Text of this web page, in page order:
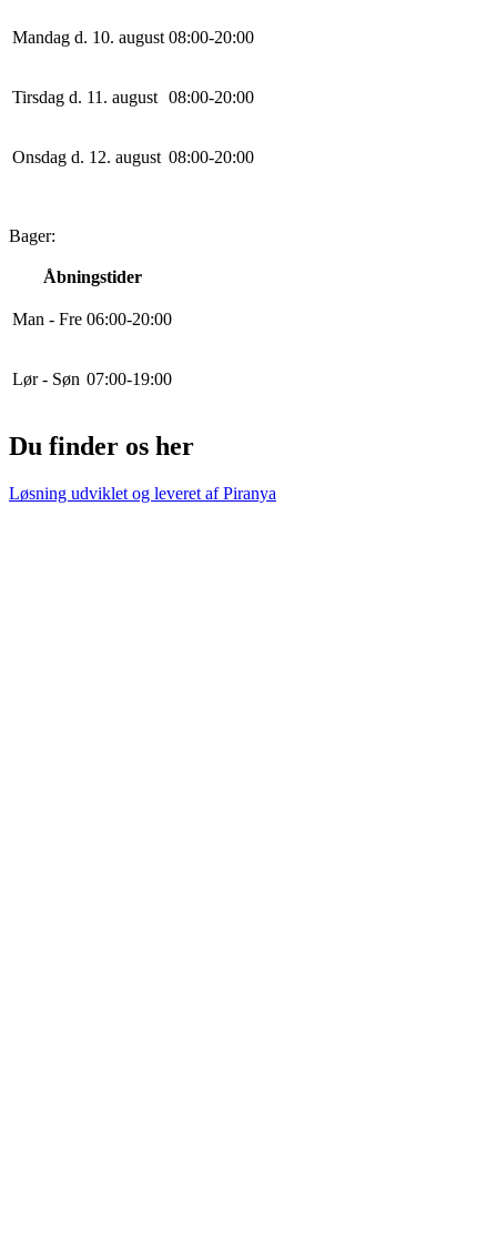
Mandag d. 10. august 08:00-20:00
Tirsdag d. 11. august 08:00-20:00
Onsdag d. 12. august 08:00-20:00
Bager:
Åbningstider
Man - Fre 06:00-20:00
Lør - Søn 07:00-19:00
Du finder os her
Løsning udviklet og leveret afPiranya